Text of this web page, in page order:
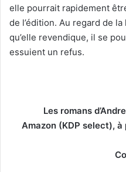
elle pourrait rapidement
de l’édition. Au regard de
qu’elle revendique, il se
essuient un refus.
Les romans
Amazon (KDP select),